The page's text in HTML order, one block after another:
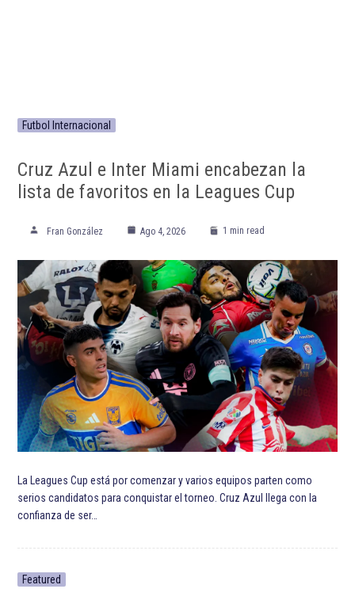
Futbol Internacional
Cruz Azul e Inter Miami encabezan la
lista de favoritos en la Leagues Cup
Fran González Ago 4, 2026 1 min read
La Leagues Cup está por comenzar y varios equipos parten como
serios candidatos para conquistar el torneo. Cruz Azul llega con la
confianza de ser…
Featured